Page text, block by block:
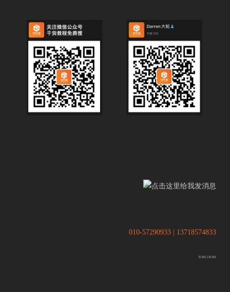
010-57290933 | 13718574833
9:00-18:00